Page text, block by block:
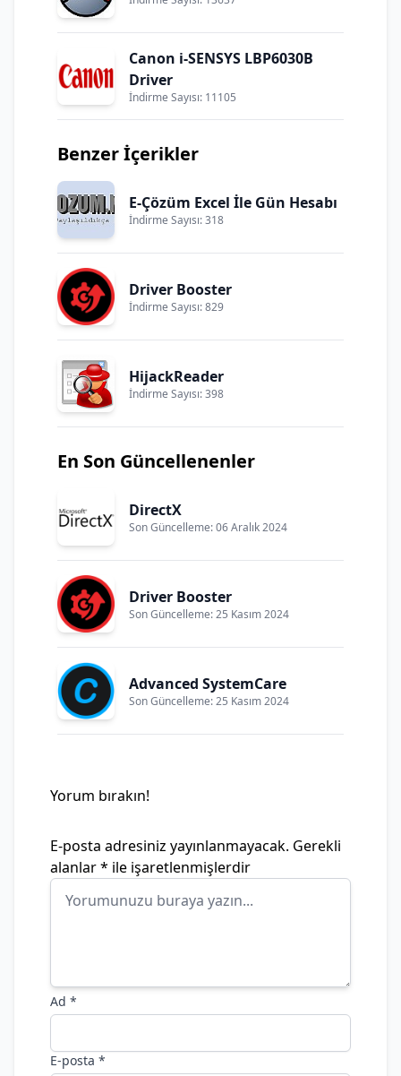
Canon i-SENSYS LBP6030B
Driver
İndirme Sayısı: 11105
Benzer İçerikler
E-Çözüm Excel İle Gün Hesabı
İndirme Sayısı: 318
Driver Booster
İndirme Sayısı: 829
HijackReader
İndirme Sayısı: 398
En Son Güncellenenler
DirectX
Son Güncelleme: 06 Aralık 2024
Driver Booster
Son Güncelleme: 25 Kasım 2024
Advanced SystemCare
Son Güncelleme: 25 Kasım 2024
Yorum bırakın!
E-posta adresiniz yayınlanmayacak. Gerekli
alanlar* ile işaretlenmişlerdir
Ad *
E-posta *